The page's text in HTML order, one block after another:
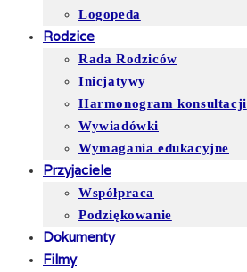
Logopeda
Rodzice
Rada Rodziców
Inicjatywy
Harmonogram konsultacji
Wywiadówki
Wymagania edukacyjne
Przyjaciele
Współpraca
Podziękowanie
Dokumenty
Filmy